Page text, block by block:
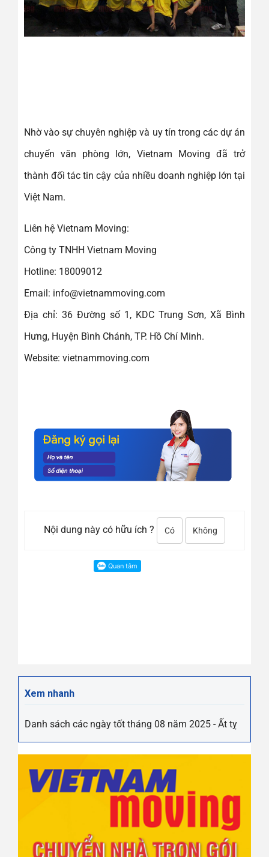
Nhờ vào sự chuyên nghiệp và uy tín trong các dự án
chuyển văn phòng lớn, Vietnam Moving đã trở
thành đối tác tin cậy của nhiều doanh nghiệp lớn tại
Việt Nam.
Liên hệ Vietnam Moving:
Công ty TNHH Vietnam Moving
Hotline: 18009012
Email: info@vietnammoving.com
Địa chỉ: 36 Đường số 1, KDC Trung Sơn, Xã Bình
Hưng, Huyện Bình Chánh, TP. Hồ Chí Minh.
Website: vietnammoving.com
Nội dung này có hữu ích ? Có Không
Xem nhanh
Danh sách các ngày tốt tháng 08 năm 2025 - Ất tỵ